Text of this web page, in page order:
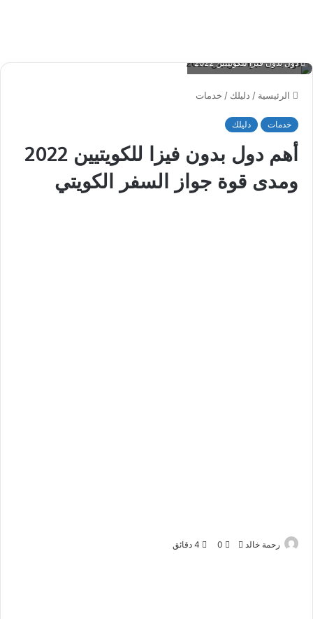
دول بدون فيزا للكويتيين 2022
الرئيسية / دليلك / خدمات
خدمات دليلك
أهم دول بدون فيزا للكويتيين 2022
ومدى قوة جواز السفر الكويتي
رحمة خالد
أرسل0